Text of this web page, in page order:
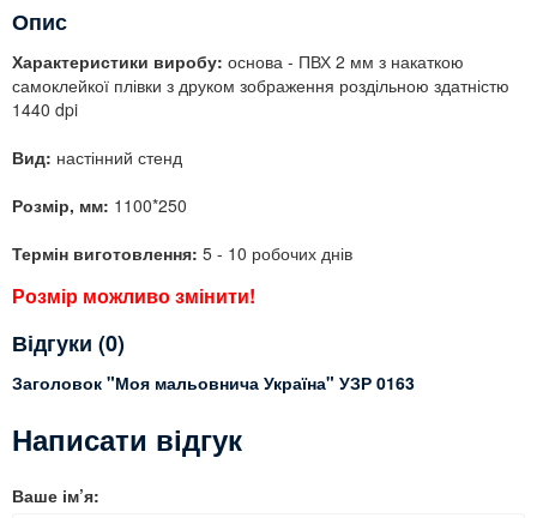
Опис
Характеристики виробу: основа - ПВХ 2 мм з накаткою
самоклейкої плівки з друком зображення роздільною здатністю
1440 dpi
Вид: настінний стенд
Розмір, мм: 1100*250
Термін виготовлення: 5 - 10 робочих днів
Розмір можливо змінити!
Відгуки (0)
Заголовок "Моя мальовнича Україна" УЗР 0163
Написати відгук
Ваше ім’я: